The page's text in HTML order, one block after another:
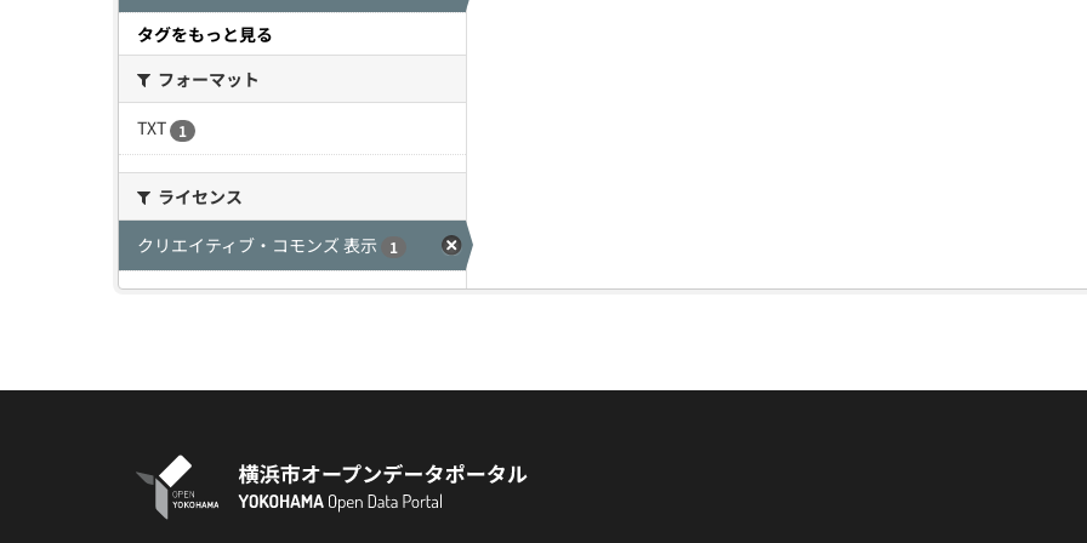
タグをもっと見る
フォーマット
TXT
1
ライセンス
クリエイティブ・コモンズ 表示
1